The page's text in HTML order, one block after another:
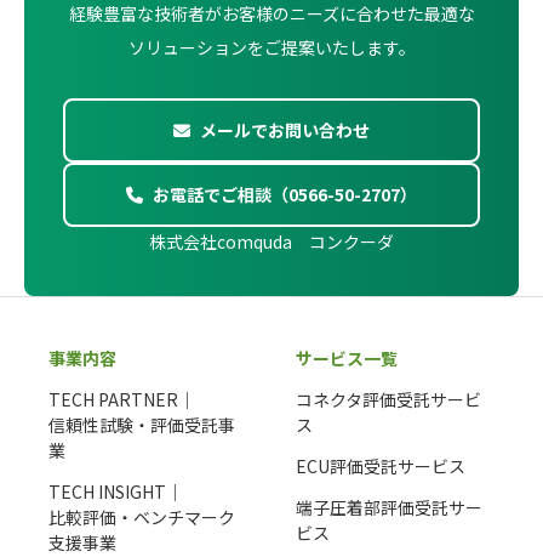
経験豊富な技術者がお客様のニーズに合わせた最適な
ソリューションをご提案いたします。
メールでお問い合わせ
お電話でご相談（0566-50-2707）
株式会社comquda コンクーダ
事業内容
TECH PARTNER｜
信頼性試験・評価受託事
業
TECH INSIGHT｜
比較評価・ベンチマーク
支援事業
サービス一覧
コネクタ評価受託サービ
ス
ECU評価受託サービス
端子圧着部評価受託サー
ビス